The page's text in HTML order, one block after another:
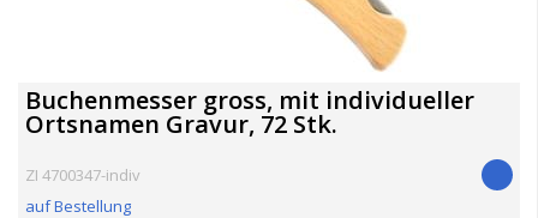
Buchenmesser gross, mit individueller
Ortsnamen Gravur, 72 Stk.
ZI 4700347-indiv
auf Bestellung